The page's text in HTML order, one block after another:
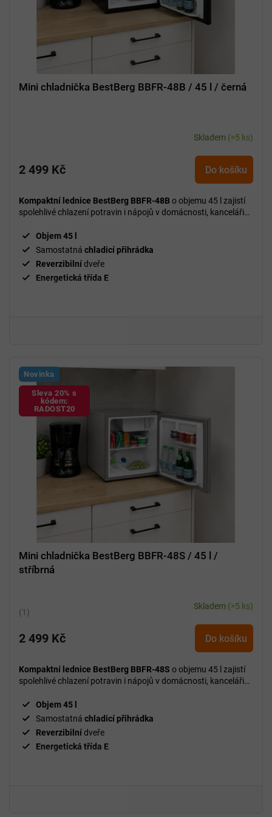
Mini chladnička BestBerg BBFR-48B / 45 l / černá
Skladem (>5 ks)
2 499 Kč Do košíku
Kompaktní lednice BestBerg BBFR-48B o objemu 45 l zajistí
spolehlivé chlazení potravin i nápojů v domácnosti, kanceláři
Objem 45 l
Samostatná chladicí přihrádka
Reverzibilnídveře
Energetická třída E
Novinka
Sleva 20% s
kódem:
RADOST20
Mini chladnička BestBerg BBFR-48S / 45 l /
stříbrná
Průměrné
produktu
5,0
z
hvězdiček.
Skladem (>5 ks)
2 499 Kč Do košíku
Kompaktní lednice BestBerg BBFR-48S o objemu 45 l zajistí
spolehlivé chlazení potravin i nápojů v domácnosti, kanceláři
Objem 45 l
Samostatná chladicí přihrádka
Reverzibilnídveře
Energetická třída E